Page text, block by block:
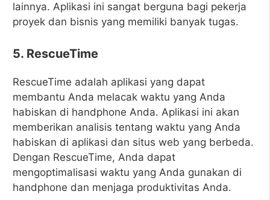
lainnya. Aplikasi ini sangat berguna bagi pekerja
proyek dan bisnis yang memiliki banyak tugas.
5. RescueTime
RescueTime adalah aplikasi yang dapat
membantu Anda melacak waktu yang Anda
habiskan di handphone Anda. Aplikasi ini akan
memberikan analisis tentang waktu yang Anda
habiskan di aplikasi dan situs web yang berbeda.
Dengan RescueTime, Anda dapat
mengoptimalisasi waktu yang Anda gunakan di
handphone dan menjaga produktivitas Anda.